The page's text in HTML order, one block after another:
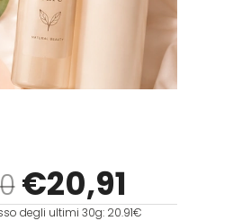
€20,91
degli ultimi 30g: 20.91€